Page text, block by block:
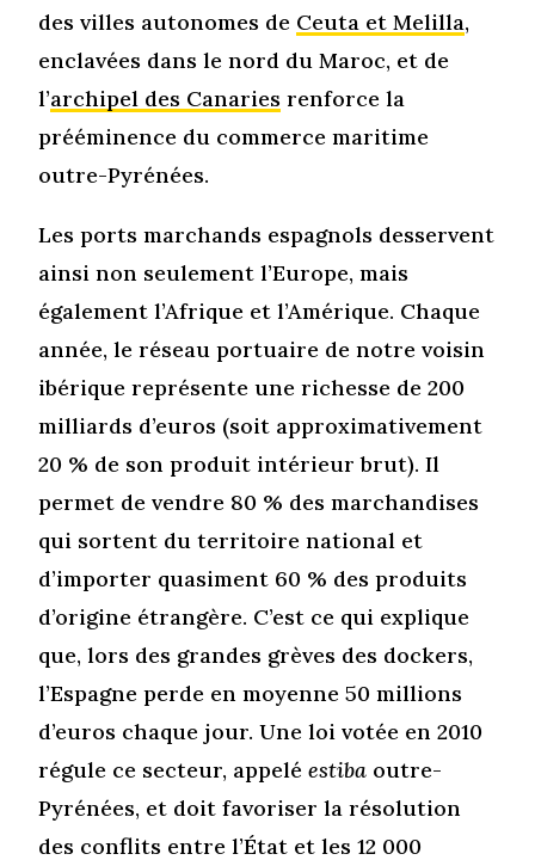
des villes autonomes de Ceuta et Melilla,
enclavées dans le nord du Maroc, et de
l’archipel des Canaries renforce la
prééminence du commerce maritime
outre-Pyrénées.
Les ports marchands espagnols desservent
ainsi non seulement l’Europe, mais
également l’Afrique et l’Amérique. Chaque
année, le réseau portuaire de notre voisin
ibérique représente une richesse de 200
milliards d’euros (soit approximativement
20 % de son produit intérieur brut). Il
permet de vendre 80 % des marchandises
qui sortent du territoire national et
d’importer quasiment 60 % des produits
d’origine étrangère. C’est ce qui explique
que, lors des grandes grèves des dockers,
l’Espagne perde en moyenne 50 millions
d’euros chaque jour. Une loi votée en 2010
régule ce secteur, appeléestiba outre-
Pyrénées, et doit favoriser la résolution
des conflits entre l’État et les 12 000